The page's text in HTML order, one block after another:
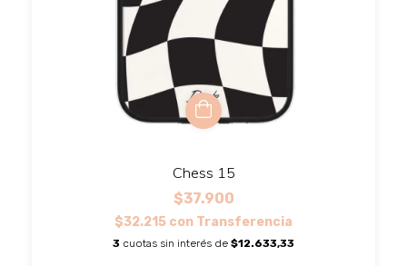
Chess 15
$37.900
$32.215 con Transferencia
3 cuotas sin interés de $12.633,33